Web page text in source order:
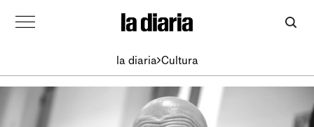
la diaria Cultura